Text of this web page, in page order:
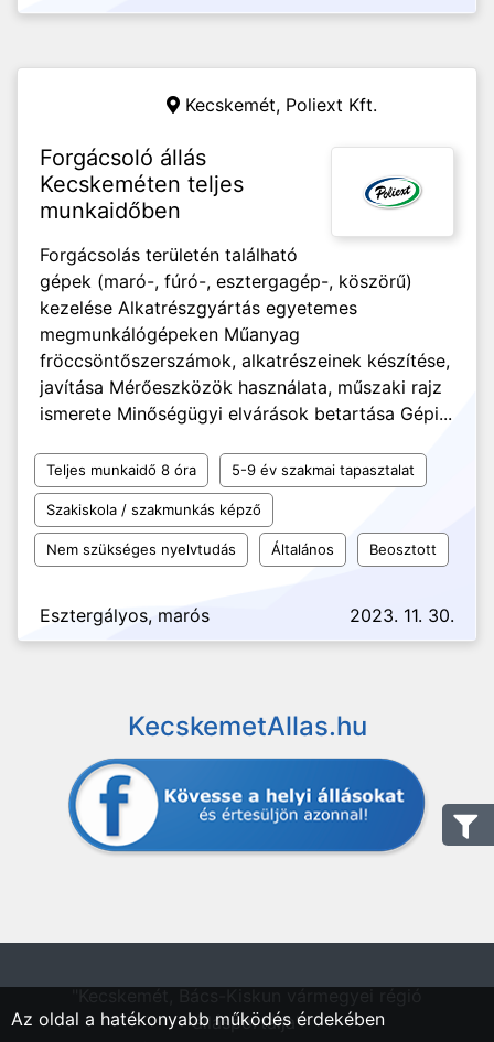
Kecskemét, Poliext Kft.
Forgácsoló állás
Kecskeméten teljes
munkaidőben
Forgácsolás területén található
gépek (maró-, fúró-, esztergagép-, köszörű)
kezelése Alkatrészgyártás egyetemes
megmunkálógépeken Műanyag
fröccsöntőszerszámok, alkatrészeinek készítése,
javítása Mérőeszközök használata, műszaki rajz
ismerete Minőségügyi elvárások betartása Gépi...
Teljes munkaidő 8 óra 5-9 év szakmai tapasztalat
Szakiskola / szakmunkás képző
Nem szükséges nyelvtudás Általános Beosztott
Esztergályos, marós 2023. 11. 30.
KecskemetAllas.hu
állásportálja"
Az oldal a hatékonyabb működés érdekében